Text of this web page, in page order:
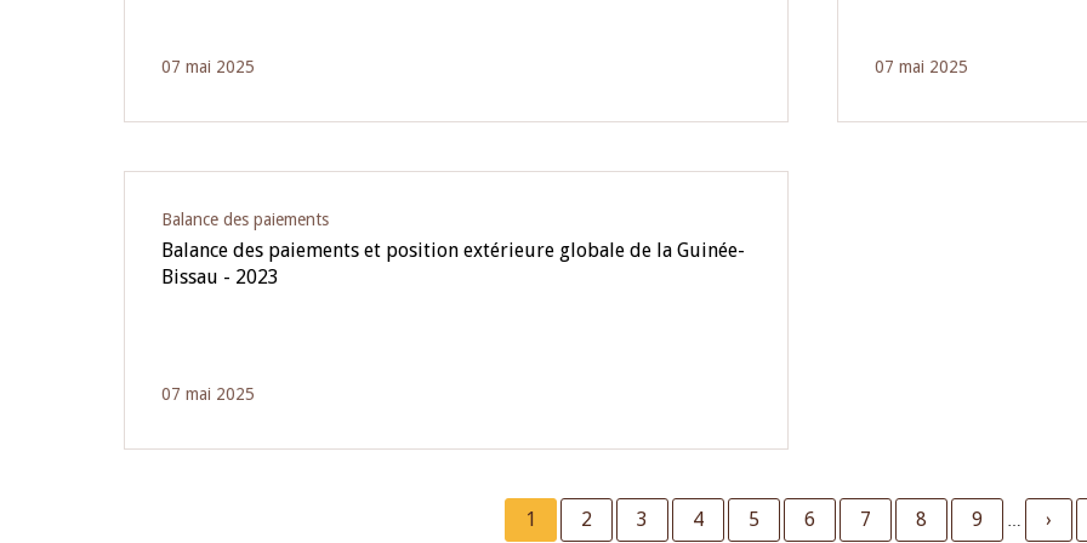
07 mai 2025 07 mai 2025
Balance des paiements
Balance des paiements et position extérieure globale de la Guinée-
Bissau - 2023
07 mai 2025
Current
1 Page
2 Page
3 Page
4 Page
5 Page
6 Page
7 Page
8 Page
9 …
Next
›